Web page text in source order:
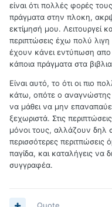
είναι ότι πολλές φορές
πράγματα στην πλοκη,
εκτίμησή μου. Λειτουργεί
περιπτώσεις έχω πολύ
έχουν κάνει εντύπωση
κάποια πράγματα στα
Είναι αυτό, το ότι οι πιο
κάτω, οπότε ο αναγνώστης
να μάθει να μην
ξεχωριστά. Στις
μόνοι τους, αλλάζουν δηλ
περισσότερες
παγίδα, και καταλήγεις να
συγγραφέα.